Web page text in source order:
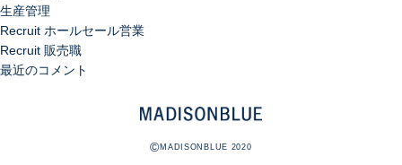
生産管理
Recruit ホールセール営業
Recruit 販売職
最近のコメント
©MADISONBLUE 2020